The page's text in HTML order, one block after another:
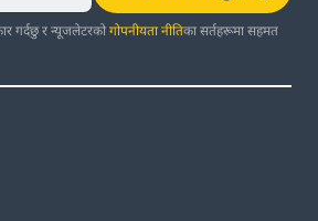
गर्दछु र न्यूजलेटरकोगोपनीयता नीतिका सर्तहरूमा सहमत